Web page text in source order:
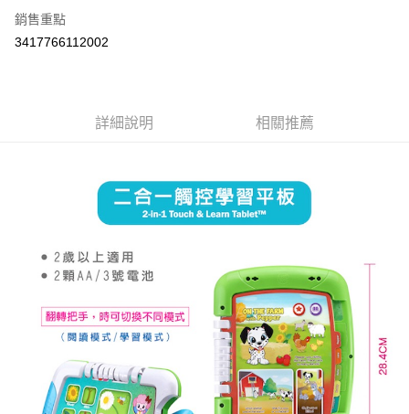
AFTEE先享後付是「在收到商品之後才付款」的支付方式。 讓您購物簡單
便利好安心！
１．簡單：不需註冊會員、不需綁卡、不需儲值。
１．於結帳方式選擇「AFTEE先享後付」後，將跳轉至「AFTEE先享後付」
ATM／網路銀行／等多元方式進行付款，方視為交易完成。
※ 請注意：結帳手續完成當下不需立刻繳費，但若您需要取消訂單，請聯絡
購買商品的店家。未經商家同意取消之訂單仍視為有效，需透過AFTEE先享
※ 交易是否成功請以「AFTEE先享後付 」之結帳頁面顯示為準，若有關於
是否繳費成功／繳費後需取消欲退款等相關疑問，請聯繫「AFTEE先享後付
https://netprotections.freshdesk.com/support/home
【注意事項】
１．透過由恩沛科技股份有限公司提供之「AFTEE先享後付」服務完成之交
易，需依本服務之必要範圍內提供個人資料，並將交易相關給付款項請求債
權轉讓予恩沛科技股份有限公司。
２．關於個人資料處理事宜，請瀏覽以下網址：
https://aftee.tw/terms/#terms3
每筆NT$60，滿NT$590(含以上)免運費
付款後7-11取貨
每筆NT$60，滿NT$590(含以上)免運費
每筆NT$100，滿NT$590(含以上)免運費
離島宅配
每筆NT$150，滿NT$890(含以上)免運費
銷售重點
3417766112002
詳細說明 相關推薦